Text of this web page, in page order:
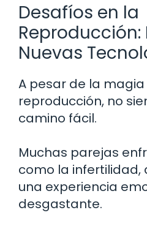
Desafíos en la
Nuevas
A pesar de la magia
reproducción, no
camino fácil.
Muchas parejas
como la infertilidad,
una experiencia
desgastante.